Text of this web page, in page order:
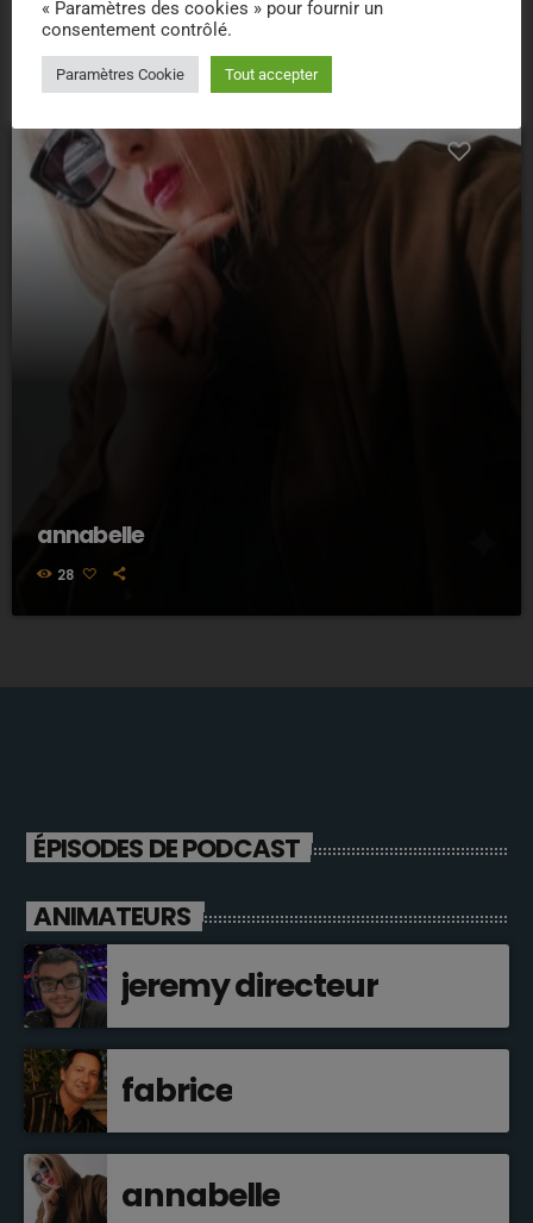
annabelle
28
ÉPISODES DE PODCAST
ANIMATEURS
jeremy directeur
fabrice
annabelle
« Paramètres des cookies » pour fournir un
consentement contrôlé.
Paramètres Cookie Tout accepter